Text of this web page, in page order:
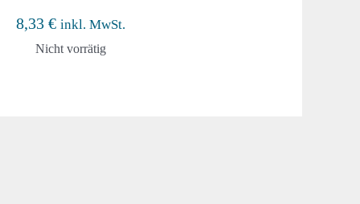
8,33 € inkl. MwSt.
Nicht vorrätig